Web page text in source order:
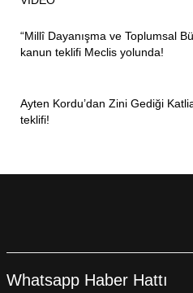
“Millî Dayanışma ve Toplumsal
kanun teklifi Meclis yolunda!
Ayten Kordu’dan Zini Gediği
teklifi!
Whatsapp Haber Hattı